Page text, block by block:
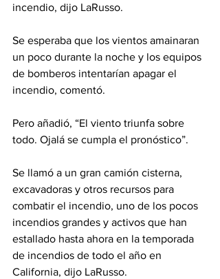
incendio, dijo LaRusso.
Se esperaba que los vientos amainaran
un poco durante la noche y los equipos
de bomberos intentarían apagar el
incendio, comentó.
Pero añadió, “El viento triunfa sobre
todo. Ojalá se cumpla el pronóstico”.
Se llamó a un gran camión cisterna,
excavadoras y otros recursos para
combatir el incendio, uno de los pocos
incendios grandes y activos que han
estallado hasta ahora en la temporada
de incendios de todo el año en
California, dijo LaRusso.